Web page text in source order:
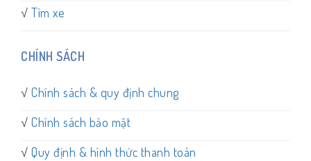
√ Tìm xe
CHÍNH SÁCH
√ Chính sách & quy định chung
√ Chính sách bảo mật
√ Quy định & hình thức thanh toán